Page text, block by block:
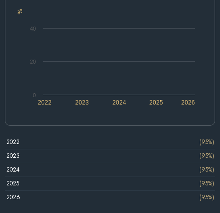
%
2022 2024 2026
2023 2025
0
20
40
2022
(95%)
2023
(95%)
2024
(95%)
2025
(95%)
2026
(95%)